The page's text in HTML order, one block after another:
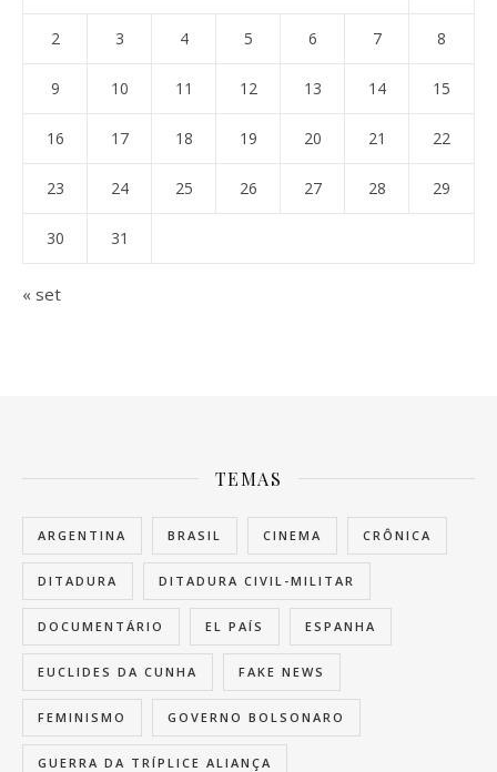
2 3 4 5 6 7 8
9 10 11 12 13 14 15
16 17 18 19 20 21 22
23 24 25 26 27 28 29
30 31
« set
TEMAS
ARGENTINA BRASIL CINEMA CRÔNICA
DITADURA DITADURA CIVIL-MILITAR
DOCUMENTÁRIO EL PAÍS ESPANHA
EUCLIDES DA CUNHA FAKE NEWS
FEMINISMO GOVERNO BOLSONARO
GUERRA DA TRÍPLICE ALIANÇA